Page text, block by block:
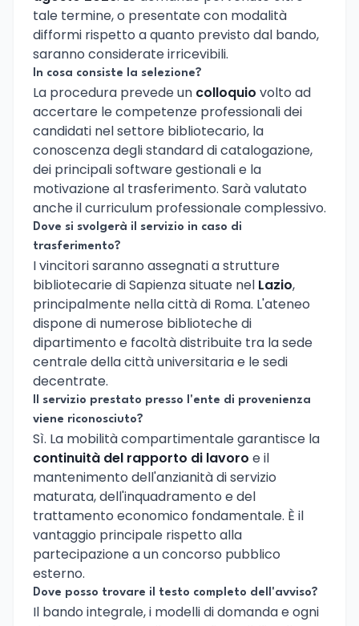
tale termine, o presentate con modalità
difformi rispetto a quanto previsto dal bando,
saranno considerate irricevibili.
In cosa consiste la selezione?
La procedura prevede un colloquio volto ad
accertare le competenze professionali dei
candidati nel settore bibliotecario, la
conoscenza degli standard di catalogazione,
dei principali software gestionali e la
motivazione al trasferimento. Sarà valutato
anche il curriculum professionale complessivo.
Dove si svolgerà il servizio in caso di
trasferimento?
I vincitori saranno assegnati a strutture
bibliotecarie di Sapienza situate nel Lazio,
principalmente nella città di Roma. L'ateneo
dispone di numerose biblioteche di
dipartimento e facoltà distribuite tra la sede
centrale della città universitaria e le sedi
decentrate.
Il servizio prestato presso l'ente di provenienza
viene riconosciuto?
Sì. La mobilità compartimentale garantisce la
continuità del rapporto di lavoro e il
mantenimento dell'anzianità di servizio
maturata, dell'inquadramento e del
trattamento economico fondamentale. È il
vantaggio principale rispetto alla
partecipazione a un concorso pubblico
esterno.
Dove posso trovare il testo completo dell'avviso?
Il bando integrale, i modelli di domanda e ogni